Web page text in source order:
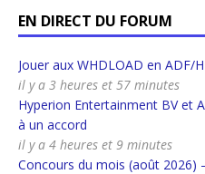
EN DIRECT DU FORUM
Jouer aux WHDLOAD en ADF/
il y a 3 heures et 57 minutes
Hyperion Entertainment BV et
à un accord
il y a 4 heures et 9 minutes
Concours du mois (août 2026)